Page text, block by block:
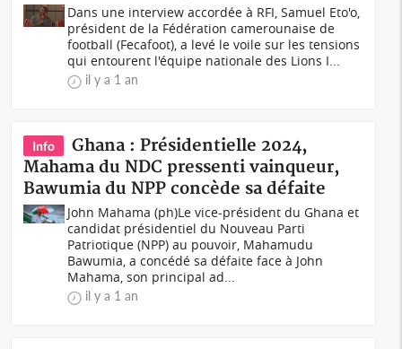
Dans une interview accordée à RFI, Samuel Eto'o,
président de la Fédération camerounaise de
football (Fecafoot), a levé le voile sur les tensions
qui entourent l'équipe nationale des Lions I...
il y a 1 an
Info
Ghana : Présidentielle 2024,
Mahama du NDC pressenti vainqueur,
Bawumia du NPP concède sa défaite
John Mahama (ph)Le vice-président du Ghana et
candidat présidentiel du Nouveau Parti
Patriotique (NPP) au pouvoir, Mahamudu
Bawumia, a concédé sa défaite face à John
Mahama, son principal ad...
il y a 1 an